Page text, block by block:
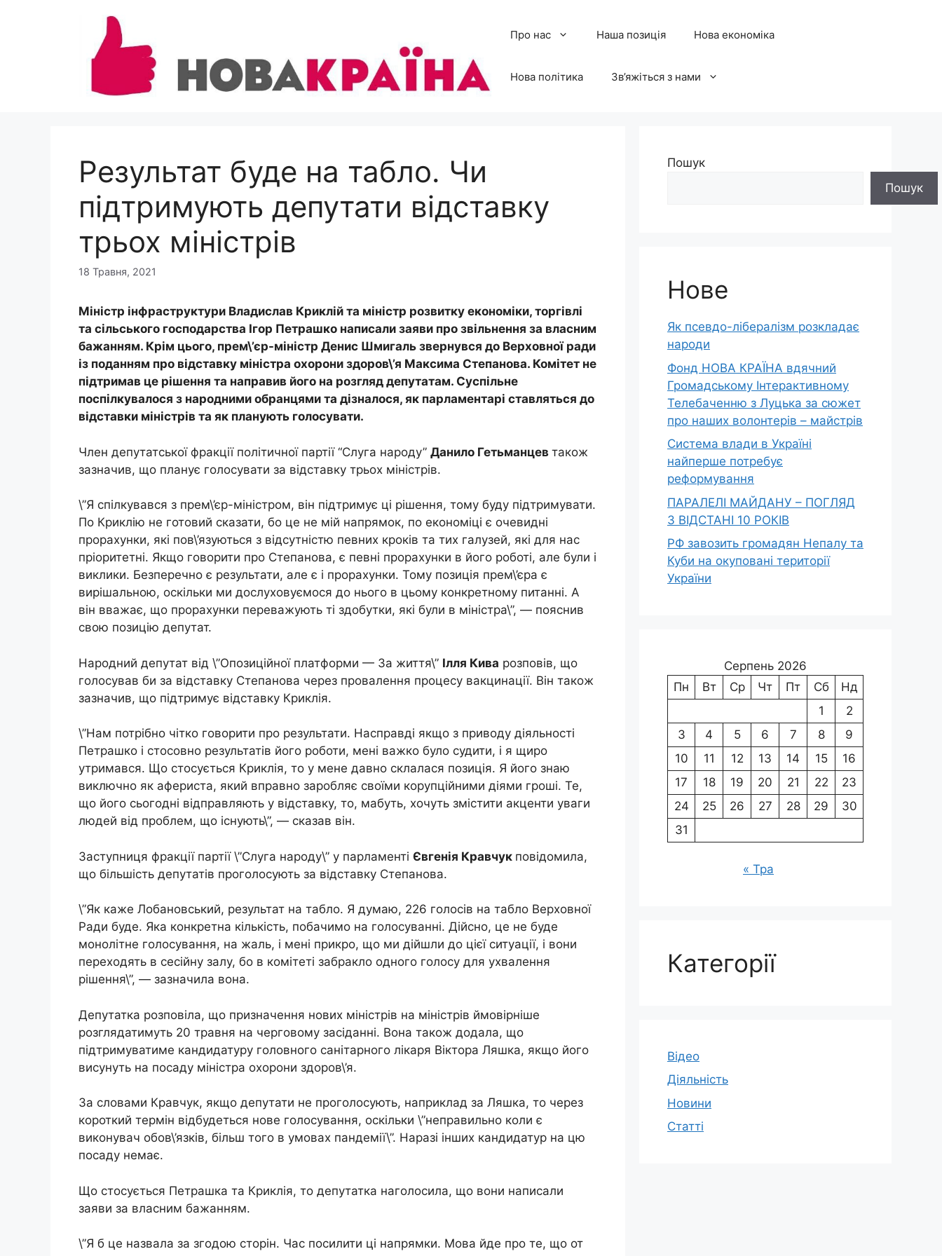
Про нас Наша позиція Нова економіка
Нова політика Зв’яжіться з нами
Результат буде на табло. Чи
підтримують депутати відставку
трьох міністрів
18 Травня, 2021
Міністр інфраструктури Владислав Криклій та міністр розвитку економіки, торгівлі
та сільського господарства Ігор Петрашко написали заяви про звільнення за власним
бажанням. Крім цього, прем\’єр-міністр Денис Шмигаль звернувся до Верховної ради
із поданням про відставку міністра охорони здоров\’я Максима Степанова. Комітет не
підтримав це рішення та направив його на розгляд депутатам. Суспільне
поспілкувалося з народними обранцями та дізналося, як парламентарі ставляться до
відставки міністрів та як планують голосувати.
Член депутатської фракції політичної партії “Слуга народу” Данило Гетьманцев також
зазначив, що планує голосувати за відставку трьох міністрів.
\”Я спілкувався з прем\’єр-міністром, він підтримує ці рішення, тому буду підтримувати.
По Криклію не готовий сказати, бо це не мій напрямок, по економіці є очевидні
прорахунки, які пов\’язуються з відсутністю певних кроків та тих галузей, які для нас
пріоритетні. Якщо говорити про Степанова, є певні прорахунки в його роботі, але були і
виклики. Безперечно є результати, але є і прорахунки. Тому позиція прем\’єра є
вирішальною, оскільки ми дослуховуємося до нього в цьому конкретному питанні. А
він вважає, що прорахунки переважують ті здобутки, які були в міністра\”, — пояснив
свою позицію депутат.
Народний депутат від \”Опозиційної платформи — За життя\” Ілля Кива розповів, що
голосував би за відставку Степанова через провалення процесу вакцинації. Він також
зазначив, що підтримує відставку Криклія.
\”Нам потрібно чітко говорити про результати. Насправді якщо з приводу діяльності
Петрашко і стосовно результатів його роботи, мені важко було судити, і я щиро
утримався. Що стосується Криклія, то у мене давно склалася позиція. Я його знаю
виключно як афериста, який вправно заробляє своїми корупційними діями гроші. Те,
що його сьогодні відправляють у відставку, то, мабуть, хочуть змістити акценти уваги
людей від проблем, що існують\”, — сказав він.
Заступниця фракції партії \”Слуга народу\” у парламенті Євгенія Кравчук повідомила,
що більшість депутатів проголосують за відставку Степанова.
\”Як каже Лобановський, результат на табло. Я думаю, 226 голосів на табло Верховної
Ради буде. Яка конкретна кількість, побачимо на голосуванні. Дійсно, це не буде
монолітне голосування, на жаль, і мені прикро, що ми дійшли до цієї ситуації, і вони
переходять в сесійну залу, бо в комітеті забракло одного голосу для ухвалення
рішення\”, — зазначила вона.
Депутатка розповіла, що призначення нових міністрів на міністрів ймовірніше
розглядатимуть 20 травня на черговому засіданні. Вона також додала, що
підтримуватиме кандидатуру головного санітарного лікаря Віктора Ляшка, якщо його
висунуть на посаду міністра охорони здоров\’я.
За словами Кравчук, якщо депутати не проголосують, наприклад за Ляшка, то через
короткий термін відбудеться нове голосування, оскільки \”неправильно коли є
виконувач обов\’язків, більш того в умовах пандемії\”. Наразі інших кандидатур на цю
посаду немає.
Що стосується Петрашка та Криклія, то депутатка наголосила, що вони написали
заяви за власним бажанням.
\”Я б це назвала за згодою сторін. Час посилити ці напрямки. Мова йде про те, що от
Пошук
Пошук
Нове
Як псевдо-лібералізм розкладає
народи
Фонд НОВА КРАЇНА вдячний
Громадському Інтерактивному
Телебаченню з Луцька за сюжет
про наших волонтерів – майстрів
Система влади в Україні
найперше потребує
реформування
ПАРАЛЕЛІ МАЙДАНУ – ПОГЛЯД
З ВІДСТАНІ 10 РОКІВ
РФ завозить громадян Непалу та
Куби на окуповані території
України
Серпень 2026
Пн
Вт Ср Чт Пт Сб
Нд
1
2
3
4 5 6 7 8
9
10
11 12 13 14 15
16
17
18 19 20 21 22
23
24
25 26 27 28 29
30
31
« Тра
Категорії
Відео
Діяльність
Новини
Статті